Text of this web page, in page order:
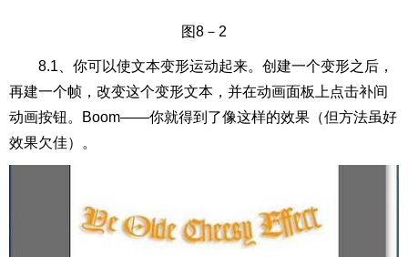
图8－2
8.1、你可以使文本变形运动起来。创建一个变形之后，
再建一个帧，改变这个变形文本，并在动画面板上点击补间
动画按钮。Boom——你就得到了像这样的效果（但方法虽好
效果欠佳）。